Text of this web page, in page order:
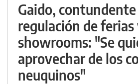
Gaido,
regulación de ferias
showrooms: "Se
aprovechar de los
neuquinos"